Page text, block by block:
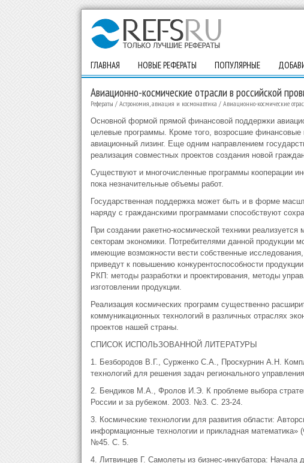
ГЛАВНАЯ НОВЫЕ РЕФЕРАТЫ ПОПУЛЯРНЫЕ
Авиационно-космические отрасли в российской
Рефераты / Астрономия, авиация и космонавтика / Авиационно-космические
Основной формой прямой финансовой поддержки
целевые программы. Кроме того, возросшие финансовые
авиационный лизинг. Еще одним направлением
реализация совместных проектов создания новой
Существуют и многочисленные программы кооперации
пока незначительные объемы работ.
Государственная поддержка может быть и в форме
наряду с гражданскими программами способствуют
При создании ракетно-космической техники
секторам экономики. Потребителями данной продукции
имеющие возможности вести собственные
приведут к повышению конкурентоспособности
РКП: методы разработки и проектирования, методы
изготовлении продукции.
Реализация космических программ существенно
коммуникационных технологий в различных отраслях
проектов нашей страны.
СПИСОК ИСПОЛЬЗОВАННОЙ ЛИТЕРАТУРЫ
1. Безбородов В.Г., Сурженко С.А., Проскурнин А.Н.
технологий для решения задач регионального
2. Бендиков М.А., Фролов И.Э. К проблеме выбора
России и за рубежом. 2003. №3. С. 23-24.
3. Космические технологии для развития области:
информационные технологии и прикладная
№45. С. 5.
4. Литвинцев Г. Самолеты из бизнес-инкубатора: